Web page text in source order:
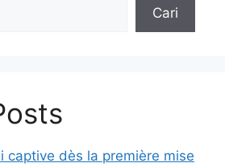
Cari
captive dès la première mise